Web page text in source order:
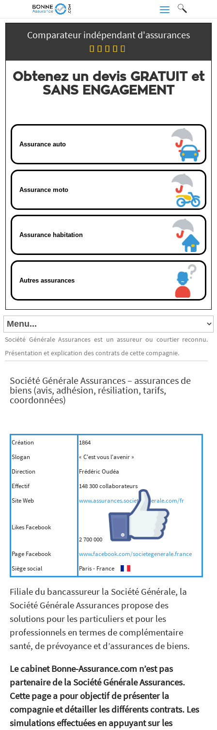
Comparateur indépendant d'assurances
Obtenez un devis GRATUIT et
SANS ENGAGEMENT
Assurance auto
Assurance moto
Assurance habitation
Autres assurances
Société Générale Assurances est un assureur ou courtier reconnu.
Présentation et explication des contrats de cette compagnie.
Société Générale Assurances – assurances de
biens (avis, adhésion, résiliation, tarifs,
coordonnées)
Création
1864
Slogan
« C'est vous l'avenir »
Direction
Frédéric Oudéa
Effectif
148 300 collaborateurs
Site Web
www.assurances.societegenerale.com/fr
Likes Facebook
2 700 000
Page Facebook
www.facebook.com/societegenerale.france
Siège social
Paris - France
Filiale du bancassureur la Société Générale, la
Société Générale Assurances propose des
solutions pour les particuliers et pour les
professionnels en termes de complémentaire
santé, de prévoyance et d’assurances de biens.
Le cabinet Bonne-Assurance.com n’est pas
partenaire de la Société Générale Assurances.
Cette page a pour objectif de présenter la
compagnie et détailler les différents contrats. Les
simulations effectuées en appuyant sur les